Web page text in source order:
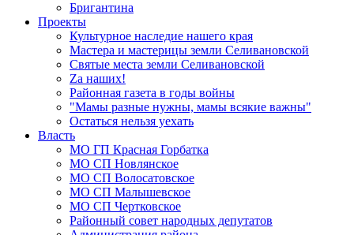
Бригантина
Проекты
Культурное наследие нашего края
Мастера и мастерицы земли Селивановской
Святые места земли Селивановской
Zа наших!
Районная газета в годы войны
"Мамы разные нужны, мамы всякие важны"
Остаться нельзя уехать
Власть
МО ГП Красная Горбатка
МО СП Новлянское
МО СП Волосатовское
МО СП Малышевское
МО СП Чертковское
Районный совет народных депутатов